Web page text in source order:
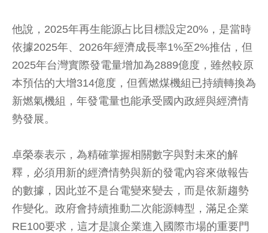
他說，2025年再生能源占比目標設定20%，是當時
依據2025年、2026年經濟成長率1%至2%推估，但
2025年台灣實際發電量增加為2889億度，雖然較原
本預估的大增314億度，但舊燃煤機組已持續轉換為
新燃氣機組，年發電量也能承受國內政經與經濟情
勢發展。
卓榮泰表示，為精確掌握相關數字與對未來的解
釋，必須用新的經濟情勢與新的發電內容來做報告
的數據，因此並不是台電變來變去，而是依新趨勢
作變化。政府會持續推動二次能源轉型，滿足企業
RE100要求，這才是讓企業進入國際市場的重要門